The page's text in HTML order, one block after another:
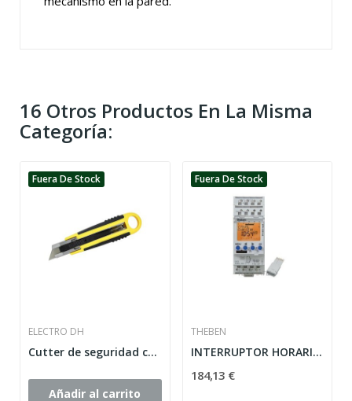
16 Otros Productos En La Misma
Categoría:
Fuera De Stock
ELECTRO DH
Cutter de seguridad con retorno
Añadir al carrito
Fuera De Stock
THEBEN
INTERRUPTOR HORARIO DIGITAL TR622TOP2 2 CANAL...
184,13 €